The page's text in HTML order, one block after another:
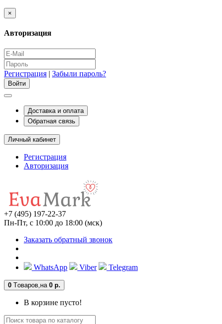
×
Авторизация
Регистрация | Забыли пароль?
Доставка и оплата
Обратная связь
Личный кабинет
Регистрация
Авторизация
+7 (495) 197-22-37
Пн-Пт, с 10:00 до 18:00 (мск)
Заказать обратный звонок
WhatsApp Viber Telegram
0 Tоваров, на 0 р.
В корзине пусто!